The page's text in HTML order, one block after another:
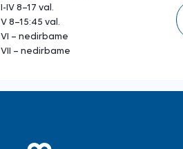
I-IV 8–17 val.
V 8–15:45 val.
VI – nedirbame
VII – nedirbame